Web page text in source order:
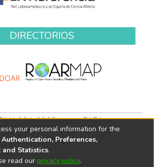
DIRECTORIOS
204-9900 anexo 7171
biblioteca@oefa.gob.pe
your personal information for the
Authentication, Preferences,
Statistics.
read our privacy policy.